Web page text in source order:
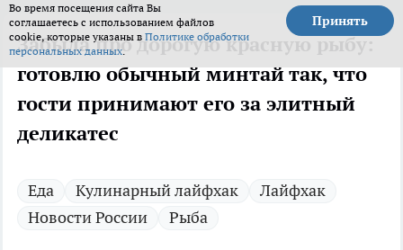
Во время посещения сайта Вы
соглашаетесь с использованием файлов
cookie, которые указаны в Политике обработки
персональных данных.
Принять
Забыла про дорогую красную рыбу:
готовлю обычный минтай так, что
гости принимают его за элитный
деликатес
Еда Кулинарный лайфхак
Лайфхак
Новости России
Рыба